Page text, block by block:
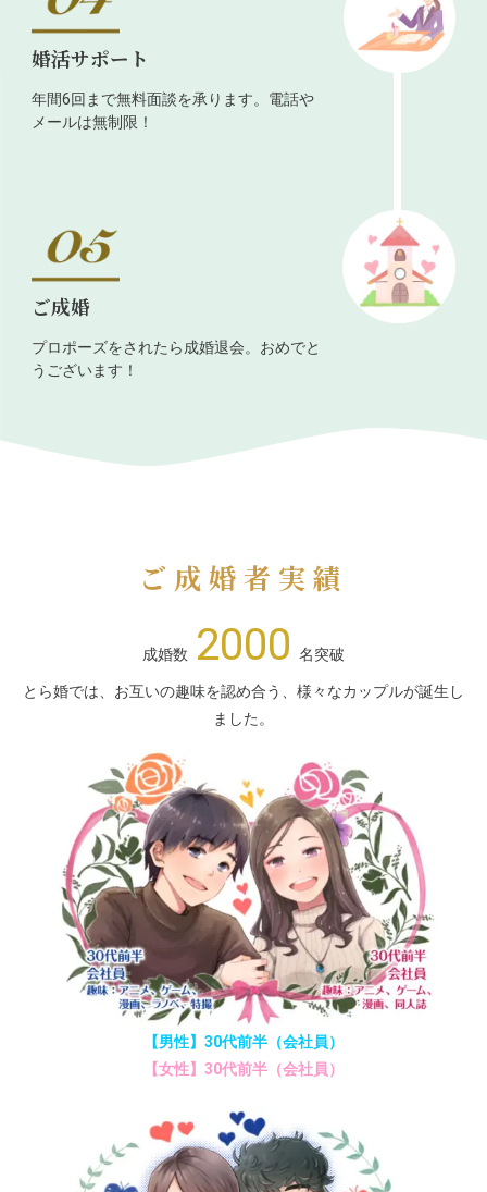
婚活サポート
年間6回まで無料面談を承ります。電話や
メールは無制限！
ご成婚
プロポーズをされたら成婚退会。おめでと
うございます！
ご成婚者実績
成婚数 2000 名突破
とら婚では、お互いの趣味を認め合う、様々なカップルが誕生し
ました。
【男性】30代前半（会社員）
【女性】30代前半（会社員）